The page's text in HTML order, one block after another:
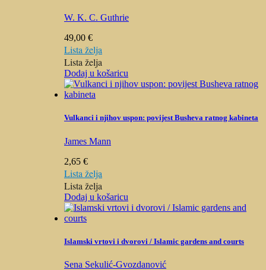
W. K. C. Guthrie
49,00 €
Lista želja
Lista želja
Dodaj u košaricu
Vulkanci i njihov uspon: povijest Busheva ratnog kabineta
James Mann
2,65 €
Lista želja
Lista želja
Dodaj u košaricu
Islamski vrtovi i dvorovi / Islamic gardens and courts
Sena Sekulić-Gvozdanović